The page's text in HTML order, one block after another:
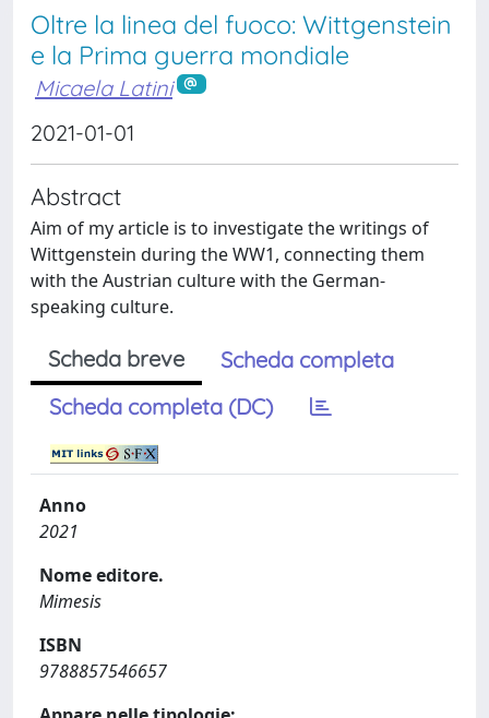
Oltre la linea del fuoco: Wittgenstein
e la Prima guerra mondiale
Micaela Latini
2021-01-01
Abstract
Aim of my article is to investigate the writings of
Wittgenstein during the WW1, connecting them
with the Austrian culture with the German-
speaking culture.
Scheda breve
Scheda completa
Scheda completa (DC)
Anno
2021
Nome editore.
Mimesis
ISBN
9788857546657